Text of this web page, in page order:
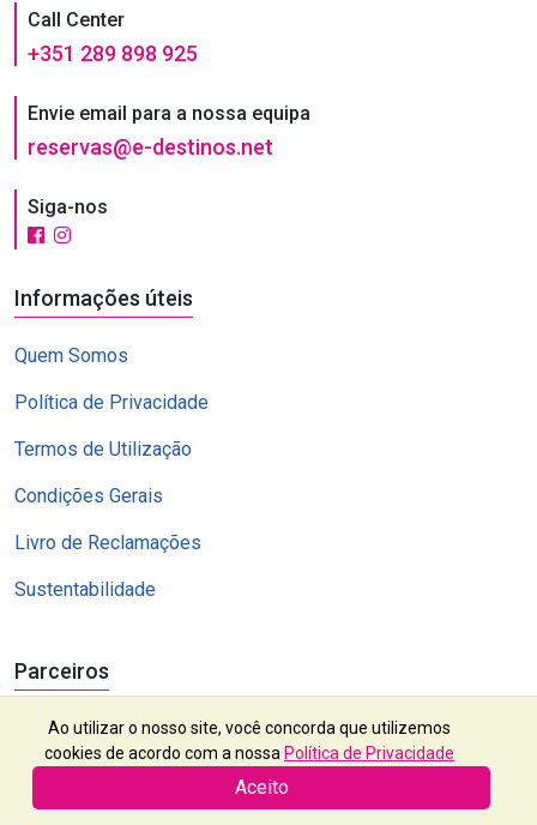
Call Center
+351 289 898 925
Envie email para a nossa equipa
reservas@e-destinos.net
Siga-nos
Informações úteis
Quem Somos
Política de Privacidade
Termos de Utilização
Condições Gerais
Livro de Reclamações
Sustentabilidade
Parceiros
Ao utilizar o nosso site, você concorda que utilizemos
cookies de acordo com a nossa Política de Privacidade
Aceito